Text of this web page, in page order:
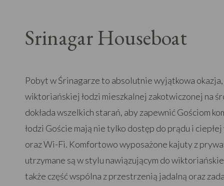
Srinagar Houseboat
Pobyt w Śrinagarze to absolutnie wyjątkowa okazja,
wiktoriańskiej łodzi mieszkalnej zakotwiczonej na
dokłada wszelkich starań, aby zapewnić Gościom
łodzi Goście mają nie tylko dostęp do prądu i
oraz Wi-Fi. Komfortowo wyposażone kajuty z
utrzymane są w stylu nawiązującym do
także część wspólna z przestrzenią jadalną oraz